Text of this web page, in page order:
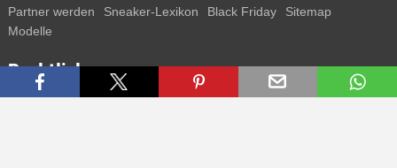
Partner werden
Sneaker-Lexikon Black Friday
Sitemap
Modelle
Rechtliches
AGB Datenschutz Impressum Kontakt